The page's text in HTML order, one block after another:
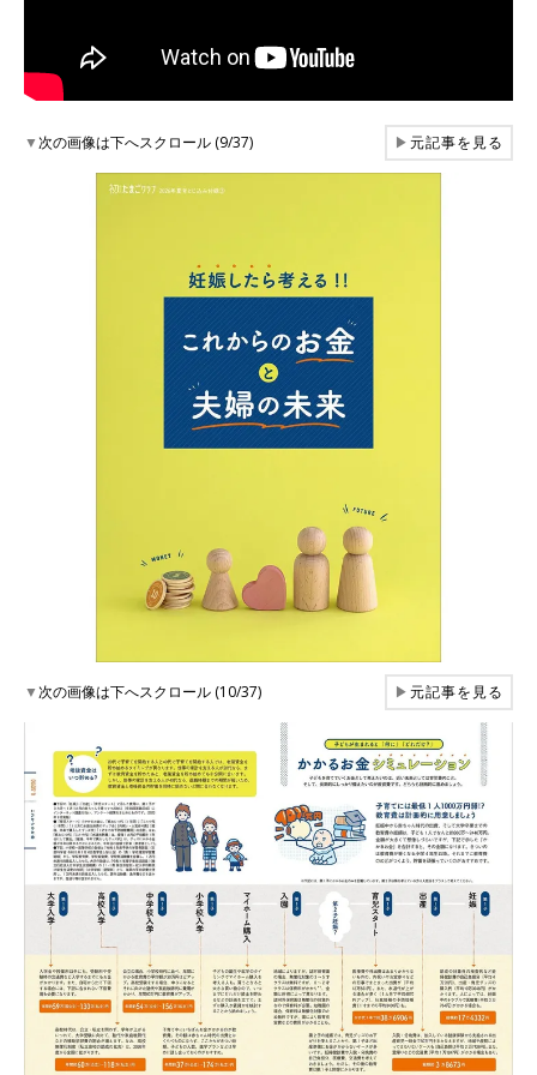
▼次の画像は下へスクロール (9/37) ▶元記事を見る
▼次の画像は下へスクロール (10/37) ▶元記事を見る